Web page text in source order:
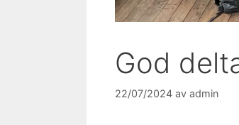
God
22/07/2024 av admin